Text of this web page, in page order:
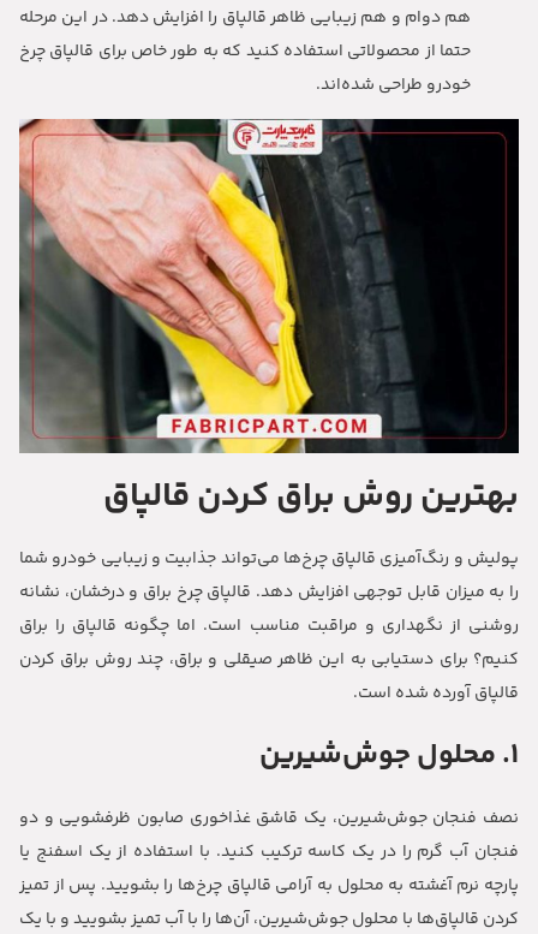
هم دوام و هم زیبایی ظاهر قالپاق را افزایش دهد. در این مرحله
حتما از محصولاتی استفاده کنید که به طور خاص برای قالپاق چرخ
خودرو طراحی شده‌اند.
بهترین روش براق کردن قالپاق
پولیش و رنگ‌آمیزی قالپاق چرخ‌ها می‌تواند جذابیت و زیبایی خودرو شما
را به میزان قابل توجهی افزایش دهد. قالپاق چرخ براق و درخشان، نشانه
روشنی از نگهداری و مراقبت مناسب است. اما چگونه قالپاق را براق
کنیم؟ برای دستیابی به این ظاهر صیقلی و براق، چند روش براق کردن
قالپاق آورده شده است.
1. محلول جوش‌شیرین
نصف فنجان جوش‌شیرین، یک قاشق غذاخوری صابون ظرفشویی و دو
فنجان آب گرم را در یک کاسه ترکیب کنید. با استفاده از یک اسفنج یا
پارچه نرم آغشته به محلول به آرامی قالپاق چرخ‌ها را بشویید. پس از تمیز
کردن قالپاق‌ها با محلول جوش‌شیرین، آن‌ها را با آب تمیز بشویید و با یک